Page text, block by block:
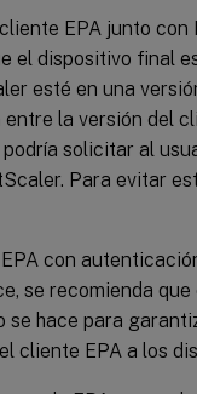
EPA junto
el dispositivo final
esté en una
la versión del
solicitar al
Para evitar
con
se recomienda
se hace para
cliente EPA a los